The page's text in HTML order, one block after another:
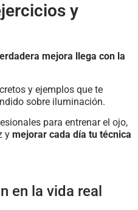
y
mejora llega con la
y ejemplos que te
sobre iluminación.
para entrenar el ojo,
y mejorar cada día tu técnica
en la vida real